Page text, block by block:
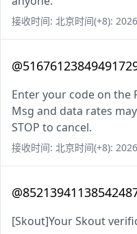
接收时间: 北京时间(+8):
Enter your code on the
Msg and data rates
STOP to cancel.
接收时间: 北京时间(+8):
[Skout]Your Skout